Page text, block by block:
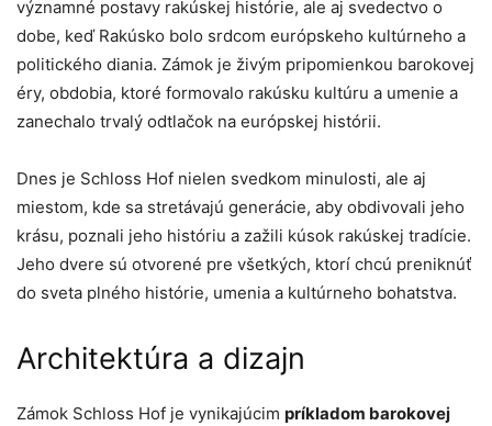
významné postavy rakúskej histórie, ale aj svedectvo o
dobe, keď Rakúsko bolo srdcom európskeho kultúrneho a
politického diania. Zámok je živým pripomienkou barokovej
éry, obdobia, ktoré formovalo rakúsku kultúru a umenie a
zanechalo trvalý odtlačok na európskej histórii.
Dnes je Schloss Hof nielen svedkom minulosti, ale aj
miestom, kde sa stretávajú generácie, aby obdivovali jeho
krásu, poznali jeho históriu a zažili kúsok rakúskej tradície.
Jeho dvere sú otvorené pre všetkých, ktorí chcú preniknúť
do sveta plného histórie, umenia a kultúrneho bohatstva.
Architektúra a dizajn
Zámok Schloss Hof je vynikajúcim príkladom barokovej